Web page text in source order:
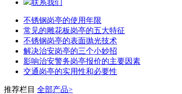
联系我们
不锈钢岗亭的使用年限
常见的雕花板岗亭的五大特征
不锈钢岗亭的表面抛光技术
解决治安岗亭的三个小妙招
影响治安警务岗亭报价的主要因素
交通岗亭的实用性和必要性
推荐栏目 全部产品>